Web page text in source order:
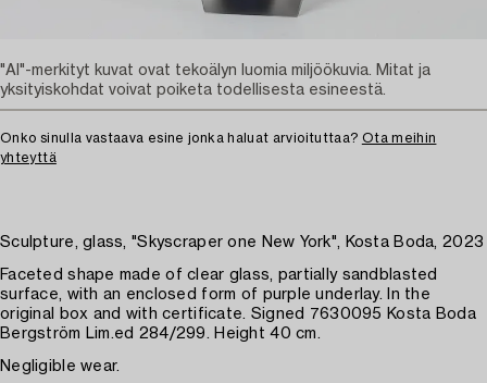
Onko sinulla vastaava esine jonka haluat arvioituttaa? Ota meihin
yhteyttä
Sculpture, glass, "Skyscraper one New York", Kosta Boda, 2023
Faceted shape made of clear glass, partially sandblasted
surface, with an enclosed form of purple underlay. In the
original box and with certificate. Signed 7630095 Kosta Boda
Bergström Lim.ed 284/299. Height 40 cm.
Negligible wear.
"AI"-merkityt kuvat ovat tekoälyn luomia miljöökuvia. Mitat ja
yksityiskohdat voivat poiketa todellisesta esineestä.